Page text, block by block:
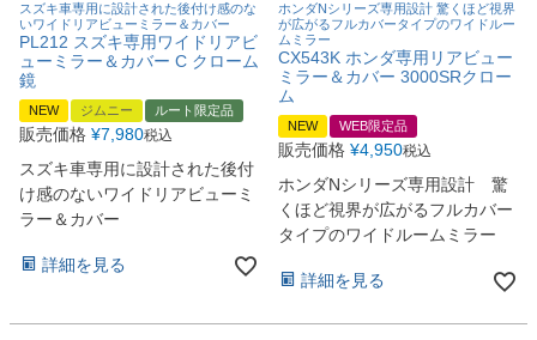
スズキ車専用に設計された後付け感のな
いワイドリアビューミラー＆カバー
PL212 スズキ専用ワイドリアビ
ューミラー＆カバー C クローム
鏡
NEW ジムニー ルート限定品
販売価格 ¥7,980税込
スズキ車専用に設計された後付
け感のないワイドリアビューミ
ラー＆カバー
詳細を見る
ホンダNシリーズ専用設計 驚くほど視界
が広がるフルカバータイプのワイドルー
ムミラー
CX543K ホンダ専用リアビュー
ミラー＆カバー 3000SRクロー
ム
NEW WEB限定品
販売価格 ¥4,950税込
ホンダNシリーズ専用設計 驚
くほど視界が広がるフルカバー
タイプのワイドルームミラー
詳細を見る